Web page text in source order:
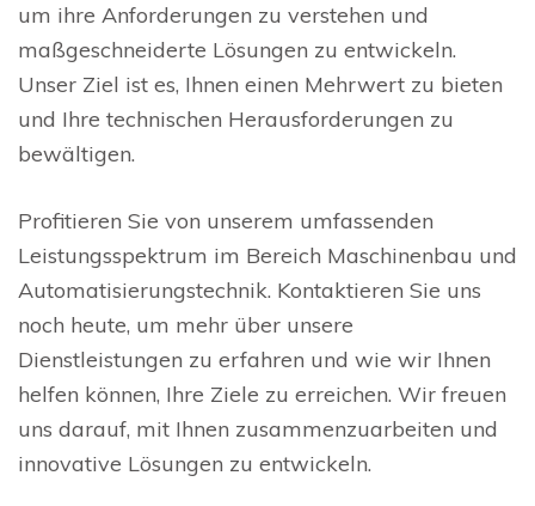
um ihre Anforderungen zu verstehen und
maßgeschneiderte Lösungen zu entwickeln.
Unser Ziel ist es, Ihnen einen Mehrwert zu bieten
und Ihre technischen Herausforderungen zu
bewältigen.
Profitieren Sie von unserem umfassenden
Leistungsspektrum im Bereich Maschinenbau und
Automatisierungstechnik. Kontaktieren Sie uns
noch heute, um mehr über unsere
Dienstleistungen zu erfahren und wie wir Ihnen
helfen können, Ihre Ziele zu erreichen. Wir freuen
uns darauf, mit Ihnen zusammenzuarbeiten und
innovative Lösungen zu entwickeln.